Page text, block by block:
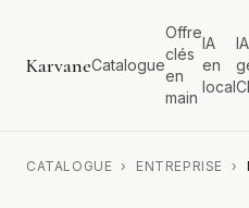
KarvaneCatalogue
Offre
clés
en
main
IA
en
local
IA
CATALOGUE › ENTREPRISE ›